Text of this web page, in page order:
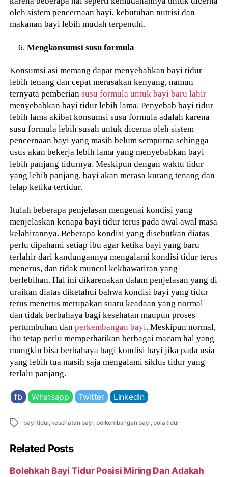
oleh sistem pencernaan bayi, kebutuhan nutrisi dan
makanan bayi lebih mudah terpenuhi.
Mengkonsumsi susu formula
Konsumsi asi memang dapat menyebabkan bayi tidur
lebih tenang dan cepat merasakan kenyang, namun
ternyata pemberiansusu formula untuk bayi baru lahir
menyebabkan bayi tidur lebih lama. Penyebab bayi tidur
lebih lama akibat konsumsi susu formula adalah karena
susu formula lebih susah untuk dicerna oleh sistem
pencernaan bayi yang masih belum sempurna sehingga
usus akan bekerja lebih lama yang menyebabkan bayi
lebih panjang tidurnya. Meskipun dengan waktu tidur
yang lebih panjang, bayi akan merasa kurang tenang dan
lelap ketika tertidur.
Itulah beberapa penjelasan mengenai kondisi yang
menjelaskan kenapa bayi tidur terus pada awal awal masa
kelahirannya. Beberapa kondisi yang disebutkan diatas
perlu dipahami setiap ibu agar ketika bayi yang baru
terlahir dari kandungannya mengalami kondisi tidur terus
menerus, dan tidak muncul kekhawatiran yang
berlebihan. Hal ini dikarenakan dalam penjelasan yang di
uraikan diatas diketahui bahwa kondisi bayi yang tidur
terus menerus merupakan suatu keadaan yang normal
dan tidak berbahaya bagi kesehatan maupun proses
pertumbuhan danperkembangan bayi. Meskipun normal,
ibu tetap perlu memperhatikan berbagai macam hal yang
mungkin bisa berbahaya bagi kondisi bayi jika pada usia
yang lebih tua masih saja mengalami siklus tidur yang
terlalu panjang.
fb Whatsapp Twitter LinkedIn
Tags bayi tidur,kesehatan bayi perkembangan bayi ,pola tidur
Related Posts
Bolehkah Bayi Tidur Posisi Miring Dan Adakah